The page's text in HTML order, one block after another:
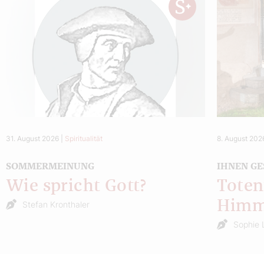
31. August 2026 Spiritualität
SOMMERMEINUNG
Wie spricht Gott?
Stefan Kronthaler
8. August
IHNEN
Sophie